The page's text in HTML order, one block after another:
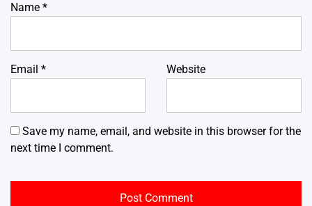
Name *
Email * Website
Save my name, email, and website in this browser for the
next time I comment.